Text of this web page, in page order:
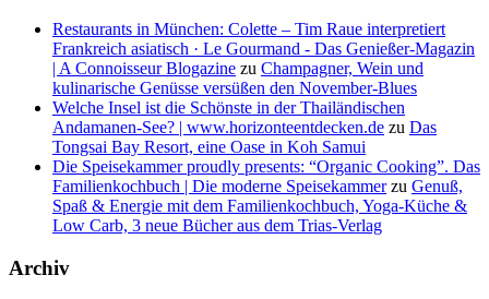
Restaurants in München: Colette – Tim Raue interpretiert
Frankreich asiatisch · Le Gourmand - Das Genießer-Magazin
| A Connoisseur Blogazine zu Champagner, Wein und
kulinarische Genüsse versüßen den November-Blues
Welche Insel ist die Schönste in der Thailändischen
Andamanen-See? | www.horizonteentdecken.de zu Das
Tongsai Bay Resort, eine Oase in Koh Samui
Die Speisekammer proudly presents: “Organic Cooking”. Das
Familienkochbuch | Die moderne Speisekammerzu Genuß,
Spaß & Energie mit dem Familienkochbuch, Yoga-Küche &
Low Carb, 3 neue Bücher aus dem Trias-Verlag
Archiv